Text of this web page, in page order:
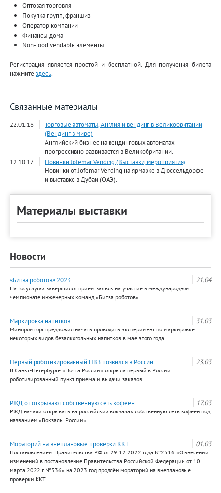
Оптовая торговля
Покупка групп, франшиз
Оператор компании
Финансы дома
Non-food vendable элементы
Регистрация является простой и бесплатной. Для получения билета
нажмите здесь.
Связанные материалы
22.01.18
Торговые автоматы, Англия и вендинг в Великобритании
(Вендинг в мире)
Английский бизнес на вендинговых автоматах
прогрессивно развивается в Великобритании.
12.10.17
Новинки Jofemar Vending (Выставки, мероприятия)
Новинки от Jofemar Vending на ярмарке в Дюссельдорфе
и выставке в Дубаи (ОАЭ).
Материалы выставки
Новости
21.04
«Битва роботов» 2023
На Госуслугах завершился приём заявок на участие в международном
чемпионате инженерных команд «Битва роботов».
31.03
Маркировка напитков
Минпромторг предложил начать проводить эксперимент по маркировке
некоторых видов безалкогольных напитков в мае этого года.
23.03
Первый роботизированный ПВЗ появился в России
В Санкт-Петербурге «Почта России» открыла первый в России
роботизированный пункт приема и выдачи заказов.
17.03
РЖД от открывают собственную сеть кофеен
РЖД начали открывать на российских вокзалах собственную сеть кофеен под
названием «Вокзалы России».
01.03
Мораторий на внеплановые проверки ККТ
Постановлением Правительства РФ от 29.12.2022 года №2516 «О внесении
изменений в постановление Правительства Российской Федерации от 10
марта 2022 г.№336» на 2023 год продлён мораторий на внеплановые
проверки ККТ.